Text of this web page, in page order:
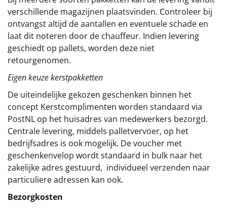
verschillende magazijnen plaatsvinden. Controleer bij
ontvangst altijd de aantallen en eventuele schade en
laat dit noteren door de chauffeur. Indien levering
geschiedt op pallets, worden deze niet
retourgenomen.
Eigen keuze kerstpakketten
De uiteindelijke gekozen geschenken binnen het
concept Kerstcomplimenten worden standaard via
PostNL op het huisadres van medewerkers bezorgd.
Centrale levering, middels palletvervoer, op het
bedrijfsadres is ook mogelijk. De voucher met
geschenkenvelop wordt standaard in bulk naar het
zakelijke adres gestuurd, individueel verzenden naar
particuliere adressen kan ook.
Bezorgkosten